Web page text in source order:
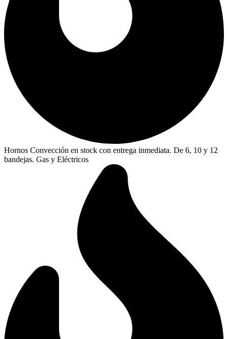
Hornos Convección en stock con entrega inmediata. De 6, 10 y 12
bandejas. Gas y Eléctricos